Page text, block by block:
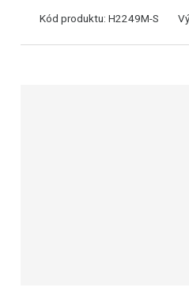
Kód produktu: H2249M-S